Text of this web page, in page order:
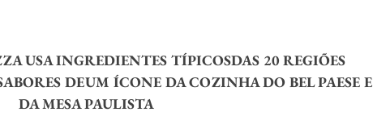
USA INGREDIENTES TÍPICOSDAS 20 REGIÕES
DEUM ÍCONE DA COZINHA DO BEL PAESE E
DA MESA PAULISTA